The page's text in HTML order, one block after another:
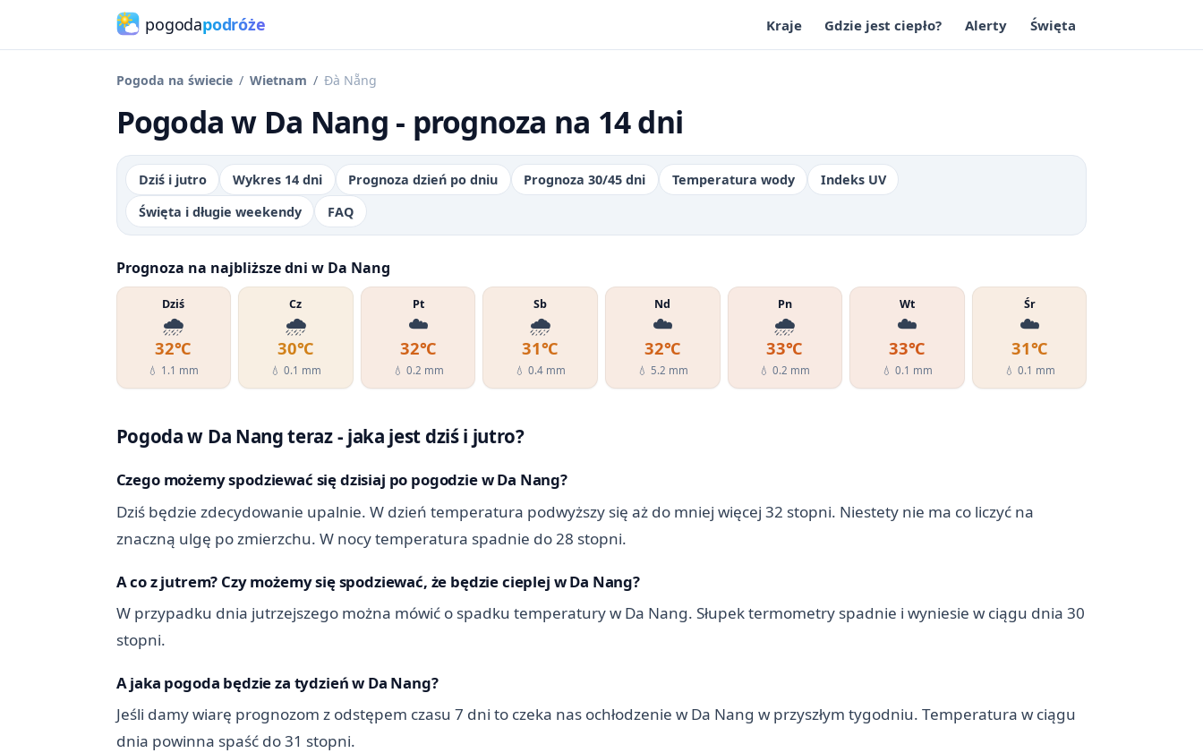
pogodapodróże Kraje Gdzie jest ciepło? Alerty Święta
Pogoda na świecie Wietnam Đà Nẵng
Pogoda w Da Nang - prognoza na 14 dni
Dziś i jutro Wykres 14 dni Prognoza dzień po dniu Prognoza 30/45 dni Temperatura wody
Indeks UV
Święta i długie weekendy
FAQ
Prognoza na najbliższe dni w Da Nang
Dziś
🌧️
32℃
💧 1.1 mm
Cz
🌧️
30℃
💧 0.1 mm
Pt
☁️
32℃
💧 0.2 mm
Sb
🌧️
31℃
💧 0.4 mm
Nd
☁️
32℃
💧 5.2 mm
Pn
🌧️
33℃
💧 0.2 mm
Wt
☁️
33℃
💧 0.1 mm
Śr
☁️
31℃
💧 0.1 mm
Pogoda w Da Nang teraz - jaka jest dziś i jutro?
Czego możemy spodziewać się dzisiaj po pogodzie w Da Nang?
Dziś będzie zdecydowanie upalnie. W dzień temperatura podwyższy się aż do mniej więcej 32 stopni. Niestety nie ma co liczyć na
znaczną ulgę po zmierzchu. W nocy temperatura spadnie do 28 stopni.
A co z jutrem? Czy możemy się spodziewać, że będzie cieplej w Da Nang?
W przypadku dnia jutrzejszego można mówić o spadku temperatury w Da Nang. Słupek termometry spadnie i wyniesie w ciągu dnia 30
stopni.
A jaka pogoda będzie za tydzień w Da Nang?
Jeśli damy wiarę prognozom z odstępem czasu 7 dni to czeka nas ochłodzenie w Da Nang w przyszłym tygodniu. Temperatura w ciągu
dnia powinna spaść do 31 stopni.